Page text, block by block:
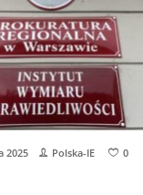
2025 Polska-IE 0